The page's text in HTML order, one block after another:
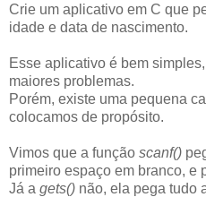
Crie um aplicativo em C que
idade e data de nascimento.
Esse aplicativo é bem
maiores problemas.
Porém, existe uma pequena
colocamos de propósito.
Vimos que a função scanf()
primeiro espaço em branco, e
Já a gets() não, ela pega tudo